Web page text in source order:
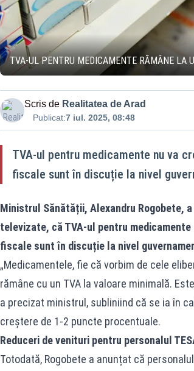
TVA-UL PENTRU MEDICAMENTE RĂMÂNE LA
Scris de Realitatea de Arad
Publicat:7 iul. 2025, 08:48
TVA-ul pentru medicamente nu va
fiscale sunt în discuție la nivel
Ministrul Sănătății, Alexandru Rogobete,
televizate, că TVA-ul pentru
fiscale sunt în discuție la nivel
„Medicamentele, fie că vorbim de cele
rămâne cu un TVA la valoare minimală.
a precizat ministrul, subliniind că se ia în
creștere de 1-2 puncte procentuale.
Reduceri de venituri pentru personalul
Totodată, Rogobete a anunțat că